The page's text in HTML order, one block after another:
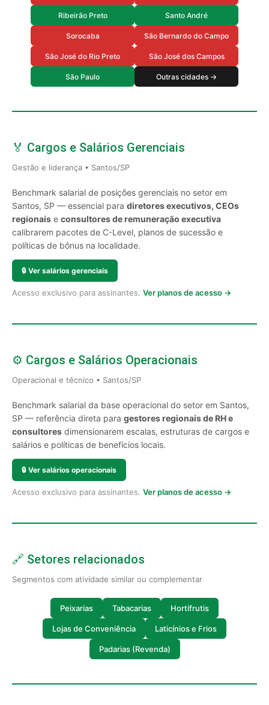
Ribeirão Preto Santo André
Sorocaba São Bernardo do Campo
São José do Rio Preto São José dos Campos
São Paulo Outras cidades →
🏅 Cargos e Salários Gerenciais
Gestão e liderança • Santos/SP
Benchmark salarial de posições gerenciais no setor em
Santos, SP — essencial para diretores executivos, CEOs
regionais e consultores de remuneração executiva
calibrarem pacotes de C-Level, planos de sucessão e
políticas de bônus na localidade.
🔒 Ver salários gerenciais
Acesso exclusivo para assinantes. Ver planos de acesso →
⚙️ Cargos e Salários Operacionais
Operacional e técnico • Santos/SP
Benchmark salarial da base operacional do setor em Santos,
SP — referência direta para gestores regionais de RH e
consultores dimensionarem escalas, estruturas de cargos e
salários e políticas de benefícios locais.
🔒 Ver salários operacionais
Acesso exclusivo para assinantes. Ver planos de acesso →
🔗 Setores relacionados
Segmentos com atividade similar ou complementar
Peixarias Tabacarias Hortifrutis
Lojas de Conveniência Laticínios e Frios
Padarias (Revenda)